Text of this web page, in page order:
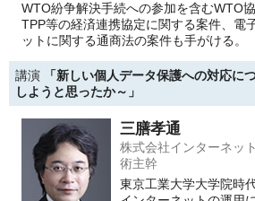
WTO紛争解決手続への参加を含むWTO
TPP等の経済連携協定に関する案件、電
ットに関する通商法の案件も手がける。
講演
「新しい個人データ保護への対応に
しようと思ったか～」
三膳孝通
株式会社インターネッ
術主幹
東京工業大学大学院時